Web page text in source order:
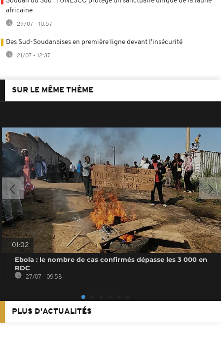
africaine
29/07 - 10:57
Des Sud-Soudanaises en première ligne devant l'insécurité
21/07 - 12:37
SUR LE MÊME THÈME
01:02
Ebola : le nombre de cas confirmés dépasse les 3 000 en
RDC
27/07 - 09:58
PLUS D'ACTUALITÉS